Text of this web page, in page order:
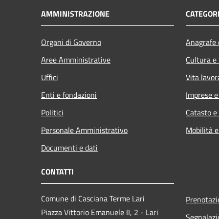
AMMINISTRAZIONE
Organi di Governo
Aree Amministrative
Uffici
Enti e fondazioni
Politici
Personale Amministrativo
Documenti e dati
Cultura
Vita
Imprese
Catasto
Mobilità
CONTATTI
Comune di Casciana Terme Lari
Piazza Vittorio Emanuele II, 2 - Lari